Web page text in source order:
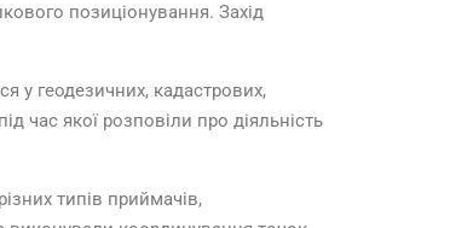
позиціонування. Захід
у геодезичних, кадастрових,
час якої розповіли про діяльність
типів приймачів,